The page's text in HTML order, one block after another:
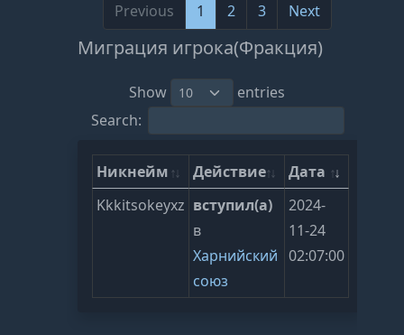
Previous
1 2 3 Next
Миграция игрока(Фракция)
Show
entries
Search:
Никнейм Действие
Дата
Kkkitsokeyxz вступил(а)
в
Харнийский
союз
2024-
11-24
02:07:00